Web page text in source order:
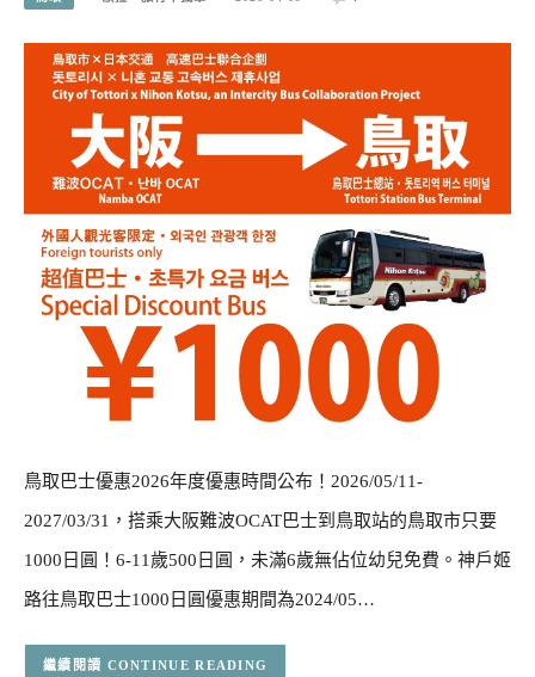
鳥取巴士優惠2026年度優惠時間公布！2026/05/11-
2027/03/31，搭乘大阪難波OCAT巴士到鳥取站的鳥取市只要
1000日圓！6-11歲500日圓，未滿6歲無佔位幼兒免費。神戶姬
路往鳥取巴士1000日圓優惠期間為2024/05…
CONTINUE READING